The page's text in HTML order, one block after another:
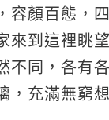
容顏百態，
來到這裡眺
不同，各有
充滿無窮